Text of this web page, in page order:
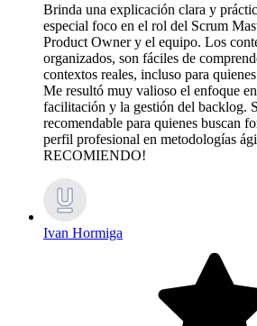
Brinda una explicación clara y
especial foco en el rol del Scrum
Product Owner y el equipo. Los
organizados, son fáciles de
contextos reales, incluso para
Me resultó muy valioso el enfoque
facilitación y la gestión del backlog.
recomendable para quienes buscan
perfil profesional en metodologías
RECOMIENDO!
Ivan Hormiga